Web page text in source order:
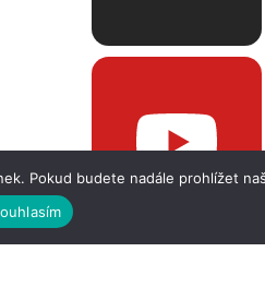
Pokud budete nadále prohlížet